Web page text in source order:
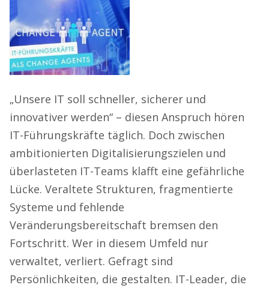
„Unsere IT soll schneller, sicherer und
innovativer werden“ – diesen Anspruch hören
IT-Führungskräfte täglich. Doch zwischen
ambitionierten Digitalisierungszielen und
überlasteten IT-Teams klafft eine gefährliche
Lücke. Veraltete Strukturen, fragmentierte
Systeme und fehlende
Veränderungsbereitschaft bremsen den
Fortschritt. Wer in diesem Umfeld nur
verwaltet, verliert. Gefragt sind
Persönlichkeiten, die gestalten. IT-Leader, die